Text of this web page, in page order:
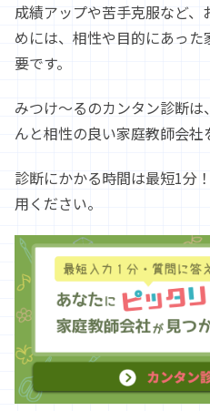
成績アップや苦手克服など
めには、相性や目的にあっ
要です。
みつけ～るのカンタン診断
んと相性の良い家庭教師会社
診断にかかる時間は最短1分
用ください。